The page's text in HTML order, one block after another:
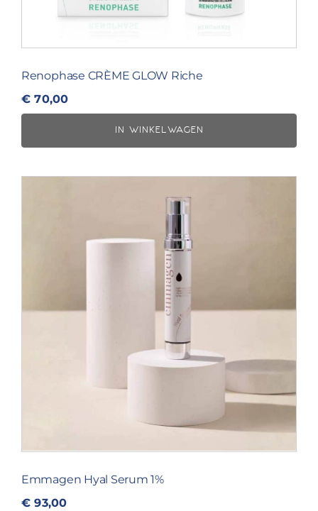
Renophase CRÈME GLOW Riche
€ 70,00
IN WINKELWAGEN
Emmagen Hyal Serum 1%
€ 93,00